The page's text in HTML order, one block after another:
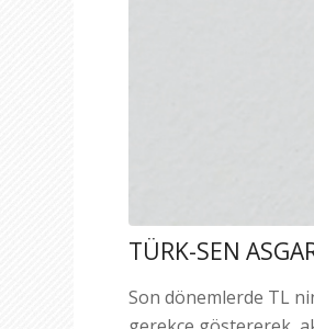
TÜRK-SEN
Son dönemlerde TL